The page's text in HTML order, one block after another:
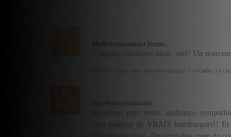
Malheureusement fermé…
…depuis plusieurs mois, snif! Un
Tytexpe de repas: amis Mes notes Cuisine: 3.5 | Cadre: 3.5 |
Excellent restaurant
Excellent petit resto, ambiance
peut manger de VRAIS hamburgers!!